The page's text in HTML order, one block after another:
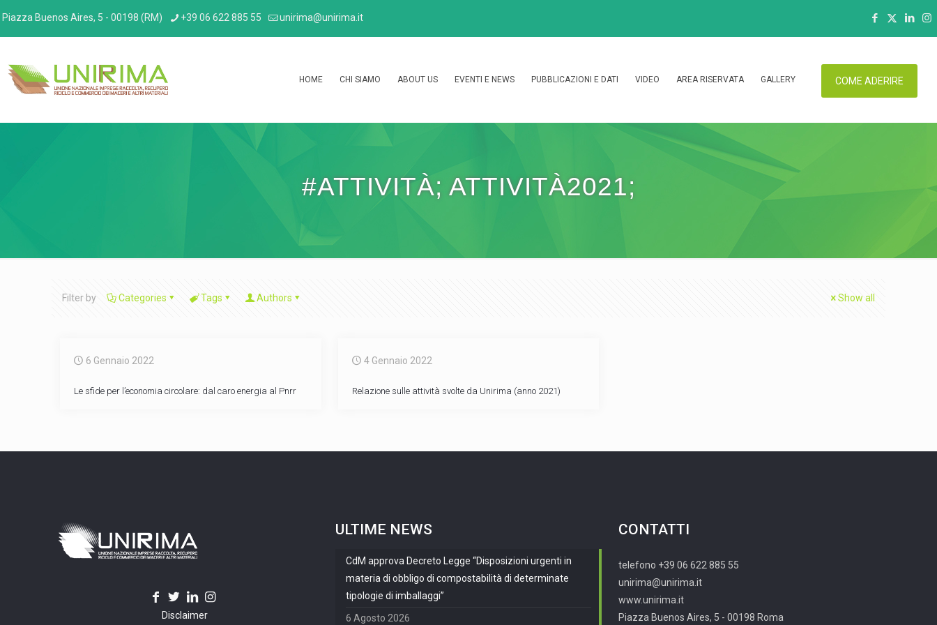
Piazza Buenos Aires, 5 - 00198 (RM) +39 06 622 885 55 unirima@unirima.it
HOME CHI SIAMO ABOUT US EVENTI E NEWS PUBBLICAZIONI E DATI VIDEO AREA RISERVATA GALLERY COME ADERIRE
#ATTIVITÀ; ATTIVITÀ2021;
Filter by Categories Tags Authors Show all
6 Gennaio 2022
Le sfide per l’economia circolare: dal caro energia al Pnrr
4 Gennaio 2022
Relazione sulle attività svolte da Unirima (anno 2021)
Disclaimer
ULTIME NEWS
CdM approva Decreto Legge “Disposizioni urgenti in
materia di obbligo di compostabilità di determinate
tipologie di imballaggi”
6 Agosto 2026
CONTATTI
telefono +39 06 622 885 55
unirima@unirima.it
www.unirima.it
Piazza Buenos Aires, 5 - 00198 Roma